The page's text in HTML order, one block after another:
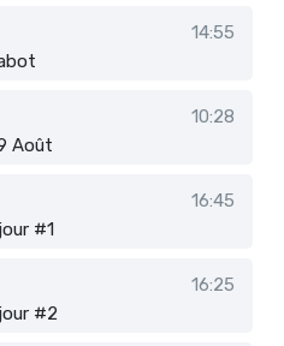
14:55
10:28
Août
16:45
#1
16:25
#2